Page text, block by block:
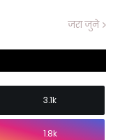
जरा जुने
3.1k
1.8k